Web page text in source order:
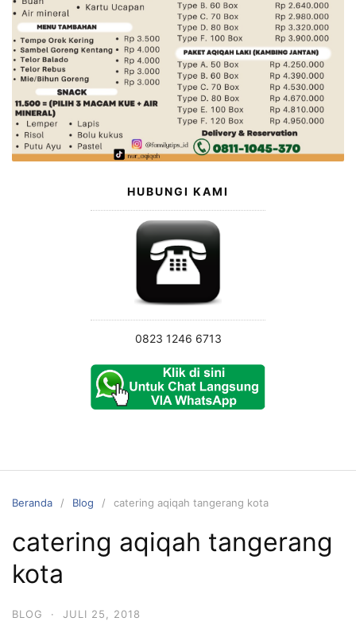
HUBUNGI KAMI
0823 1246 6713
Beranda Blog catering aqiqah tangerang kota
catering aqiqah tangerang
kota
BLOG · JULI 25, 2018